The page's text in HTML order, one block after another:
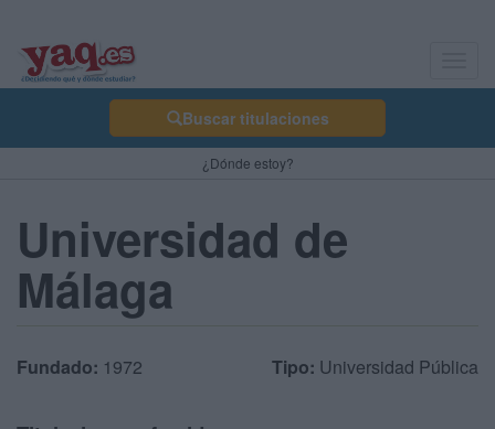
Buscar titulaciones
¿Dónde estoy?
Universidad de
Málaga
Fundado: 1972 Tipo: Universidad Pública